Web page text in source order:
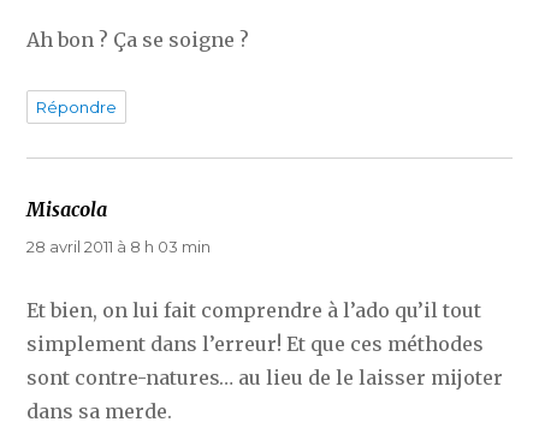
Ah bon ? Ça se soigne ?
Répondre
Misacola
28 avril 2011 à 8 h 03 min
Et bien, on lui fait comprendre à l’ado qu’il tout
simplement dans l’erreur! Et que ces méthodes
sont contre-natures… au lieu de le laisser mijoter
dans sa merde.